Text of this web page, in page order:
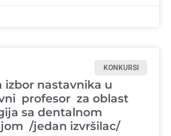
KONKURSI
izbor nastavnika u
profesor za oblast
sa dentalnom
/jedan izvršilac/